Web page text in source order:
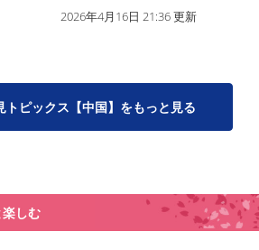
2026年4月16日 21:36 更新
トピックス【中国】をもっと見る
しむ